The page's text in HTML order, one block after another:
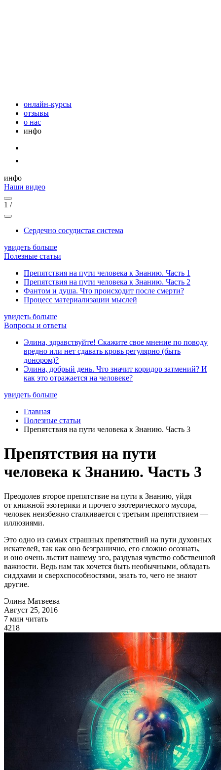
онлайн-курсы
отзывы
о нас
инфо
инфо
Наши видео
1 /
Сердечно сосудистая система
увидеть больше
Полезные статьи
Препятствия на пути человека к Знанию. Часть 1
Препятствия на пути человека к Знанию. Часть 2
Фантом и душа. Что происходит после смерти?
Процесс материализации мыслей
увидеть больше
Вопросы и ответы
Элина, здравствуйте! Скажите свое мнение по поводу
вредно или нет сдавать кровь регулярно (быть
донором)?
Элина, добрый день. Что значит коридор затмений? И
как это отражается на человеке?
увидеть больше
Главная
Полезные статьи
Препятствия на пути человека к Знанию. Часть 3
Препятствия на пути
человека к Знанию. Часть 3
Преодолев второе препятствие на пути к Знанию, уйдя
от книжной эзотерики и прочего эзотерического мусора,
человек неизбежно сталкивается с третьим препятствием —
иллюзиями.
Это одно из самых страшных препятствий на пути духовных
искателей, так как оно безгранично, его сложно осознать,
и оно очень льстит нашему эго, раздувая чувство собственной
важности. Ведь нам так хочется быть необычными, обладать
сиддхами и сверхспособностями, знать то, чего не знают
другие.
Элина Матвеева
Август 25, 2016
7 мин читать
4218